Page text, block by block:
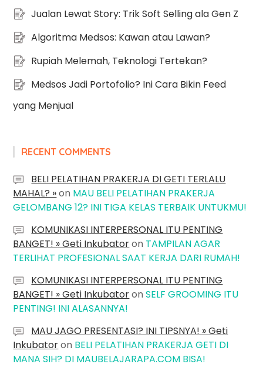
Jualan Lewat Story: Trik Soft Selling ala Gen Z
Algoritma Medsos: Kawan atau Lawan?
Rupiah Melemah, Teknologi Tertekan?
Medsos Jadi Portofolio? Ini Cara Bikin Feed
yang Menjual
RECENT COMMENTS
BELI PELATIHAN PRAKERJA DI GETI TERLALU
MAHAL? »on MAU BELI PELATIHAN PRAKERJA
GELOMBANG 12? INI TIGA KELAS TERBAIK UNTUKMU!
KOMUNIKASI INTERPERSONAL ITU PENTING
BANGET! » Geti Inkubatoron TAMPILAN AGAR
TERLIHAT PROFESIONAL SAAT KERJA DARI RUMAH!
KOMUNIKASI INTERPERSONAL ITU PENTING
BANGET! » Geti InkubatoronSELF GROOMING ITU
PENTING! INI ALASANNYA!
MAU JAGO PRESENTASI? INI TIPSNYA! » Geti
Inkubatoron BELI PELATIHAN PRAKERJA GETI DI
MANA SIH? DI MAUBELAJARAPA.COM BISA!